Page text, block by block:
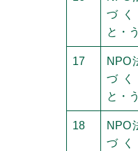
づ
と・
17
NPO
づ
と・
18
NPO
づ